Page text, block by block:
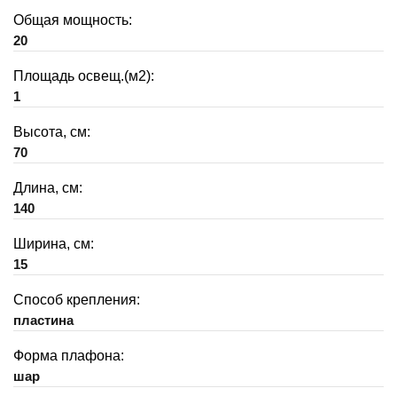
Общая мощность:
20
Площадь освещ.(м2):
1
Высота, см:
70
Длина, см:
140
Ширина, см:
15
Способ крепления:
пластина
Форма плафона:
шар